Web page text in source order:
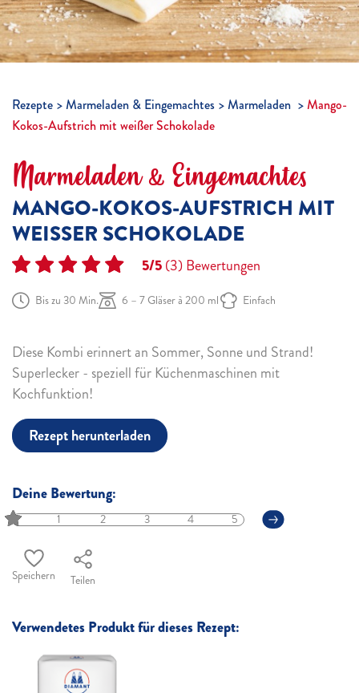
Rezepte Marmeladen & Eingemachtes Marmeladen
Mango-
Kokos-Aufstrich mit weißer Schokolade
Marmeladen & Eingemachtes
MANGO-KOKOS-AUFSTRICH MIT
WEISSER SCHOKOLADE
5/5(3)Bewertungen
Bis zu 30 Min. 6 – 7 Gläser à 200 ml Einfach
Diese Kombi erinnert an Sommer, Sonne und Strand!
Superlecker - speziell für Küchenmaschinen mit
Kochfunktion!
Rezept herunterladen
Deine Bewertung:
1 2 3 4 5
Speichern Teilen
Verwendetes Produkt für dieses Rezept: